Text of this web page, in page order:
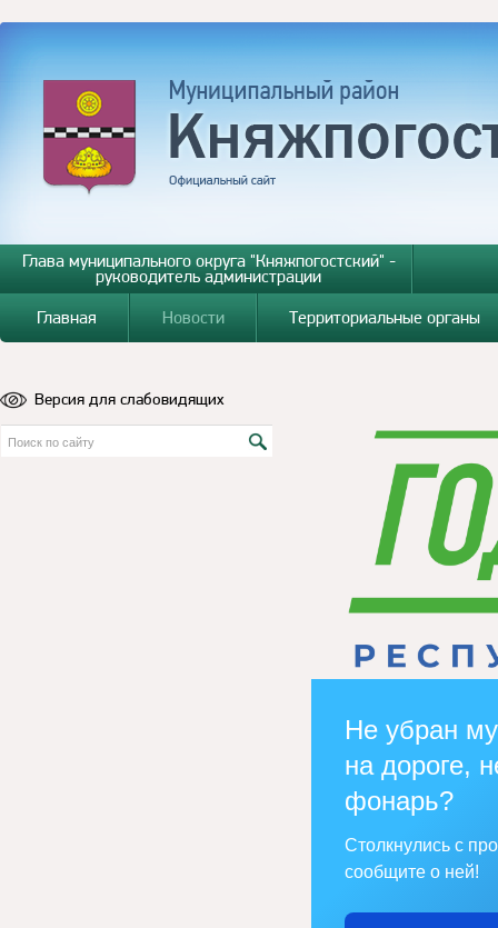
Глава муниципального округа "Княжпогостский" -
руководитель администрации
Главная
Новости Территориальные органы
Версия для слабовидящих
Не убран
на дороге,
фонарь?
Столкнулись с
сообщите о ней!